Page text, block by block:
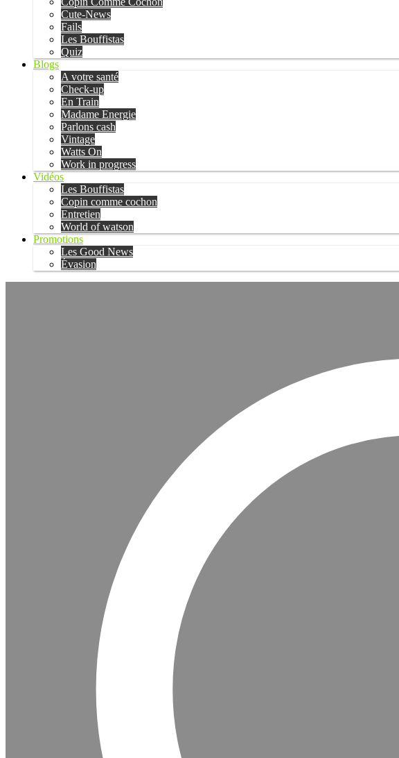
Cute-News
Fails
Les Bouffistas
Quiz
Blogs
A votre santé
Check-up
En Train
Madame Energie
Parlons cash
Vintage
Watts On
Work in progress
Vidéos
Les Bouffistas
Copin comme cochon
Entretien
World of watson
Promotions
Les Good News
Évasion